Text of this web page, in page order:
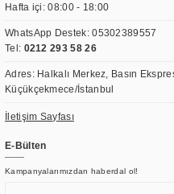
Hafta içi: 08:00 - 18:00
WhatsApp Destek:05302389557
Tel: 0212 293 58 26
Adres: Halkalı Merkez, Basın
Küçükçekmece/İstanbul
İletişim Sayfası
E-Bülten
Kampanyalarımızdan haberdal ol!